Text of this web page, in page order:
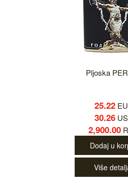
Pljoska
25.22
30.26
2,900.00
Dodaj u
Više